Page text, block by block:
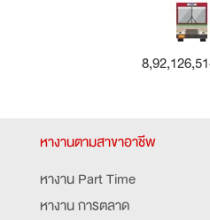
หางานตามสาขาอาชีพ
หางาน Part Time
หางาน การตลาด